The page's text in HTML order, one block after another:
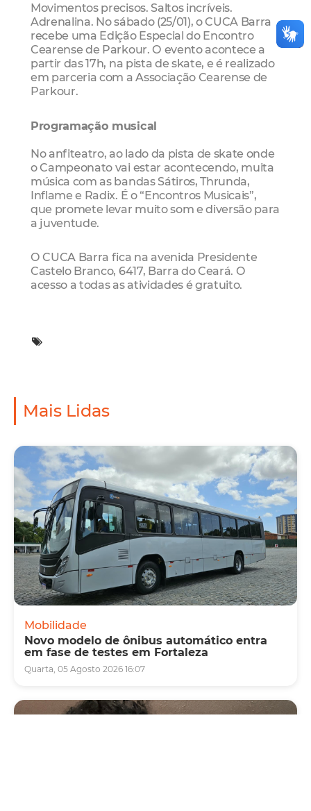
Movimentos precisos. Saltos incríveis.
Adrenalina. No sábado (25/01), o CUCA Barra
recebe uma Edição Especial do Encontro
Cearense de Parkour. O evento acontece a
partir das 17h, na pista de skate, e é realizado
em parceria com a Associação Cearense de
Parkour.
Programação musical
No anfiteatro, ao lado da pista de skate onde
o Campeonato vai estar acontecendo, muita
música com as bandas Sátiros, Thrunda,
Inflame e Radix. É o “Encontros Musicais”,
que promete levar muito som e diversão para
a juventude.
O CUCA Barra fica na avenida Presidente
Castelo Branco, 6417, Barra do Ceará. O
acesso a todas as atividades é gratuito.
Mais Lidas
Mobilidade
Novo modelo de ônibus automático entra
em fase de testes em Fortaleza
Quarta, 05 Agosto 2026 16:07